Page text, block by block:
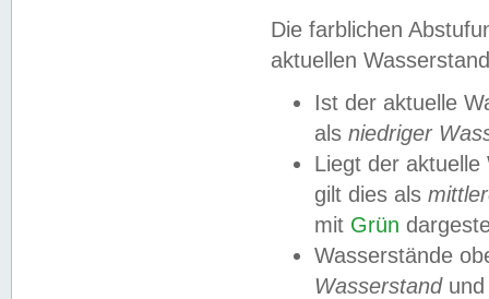
Die farblichen
aktuellen
Ist der aktuelle
als niedriger
Liegt der
gilt dies als
mit Grün
Wasserstände
Wasserstandund